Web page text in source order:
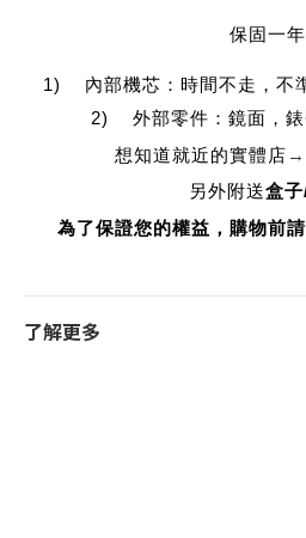
保固一年
1) 內部機芯：時間不走，不
2) 外部零件：鏡面，錶
想知道就近的實體店 →
另外附送盒
為了保證您的權益，購物前
了解更多